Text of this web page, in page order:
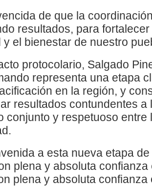
de que la
resultados, para
y el bienestar de nuestro
protocolario, Salgado
representa una etapa
en la región, y
resultados contundentes
conjunto y respetuoso
a esta nueva etapa
plena y absoluta
plena y absoluta confianza